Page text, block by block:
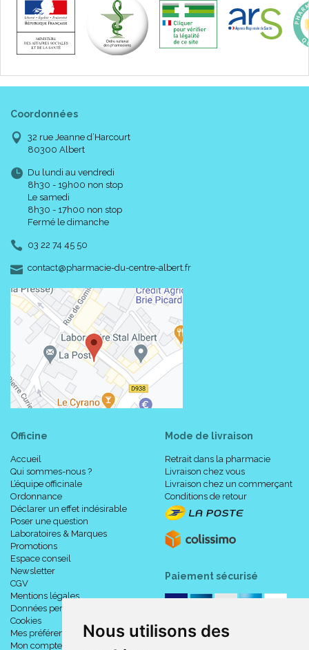
Nous utilisons des
Coordonnées
32 rue Jeanne d’Harcourt
80300 Albert
Du lundi au vendredi
8h30 - 19h00 non stop
Le samedi
8h30 - 17h00 non stop
Fermé le dimanche
03 22 74 45 50
contact-
@-
pharmacie-du-centre-albert.fr
Officine
Accueil
Qui sommes-nous ?
L’équipe officinale
Ordonnance
Déclarer un effet indésirable
Poser une question
Laboratoires & Marques
Promotions
Espace conseil
Newsletter
CGV
Mentions légales
Données personnelles
Cookies
Mes préférences Cookies
Mon compte
Mode de livraison
Retrait dans la pharmacie
Livraison chez vous
Livraison chez un commerçant
Conditions de retour
Paiement sécurisé